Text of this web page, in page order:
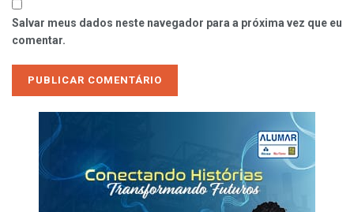
Salvar meus dados neste navegador para a próxima vez que eu
comentar.